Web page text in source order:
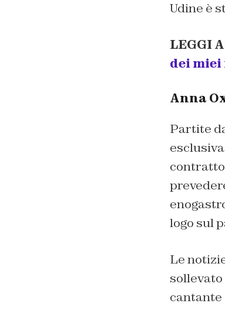
Udine è
LEGGI
dei
Anna
Partite
logo sul
Le
sollevato
cantante